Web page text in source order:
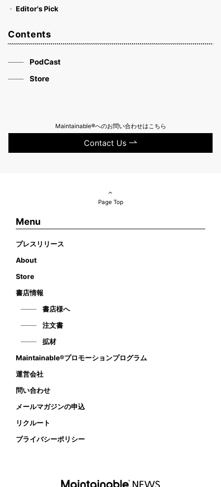
Editor's Pick
Contents
PodCast
Store
Maintainable®へのお問い合わせはこちら
Contact Us
Page Top
Menu
プレスリリース
About
Store
書店情報
書店様へ
注文書
拡材
Maintainable®プロモーションプログラム
運営会社
問い合わせ
メールマガジンの申込
リクルート
プライバシーポリシー